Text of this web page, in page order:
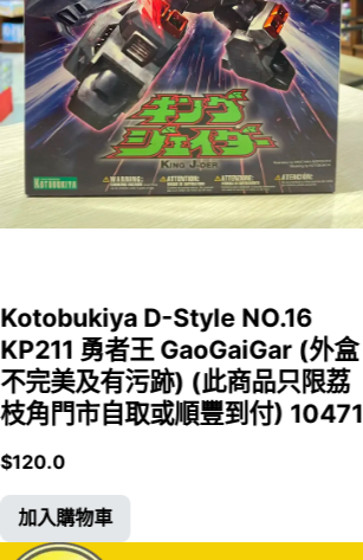
Kotobukiya D-Style NO.16
KP211 勇者王 GaoGaiGar (外盒
不完美及有污跡) (此商品只限荔
枝角門市自取或順豐到付) 10471
$120.0
加入購物車